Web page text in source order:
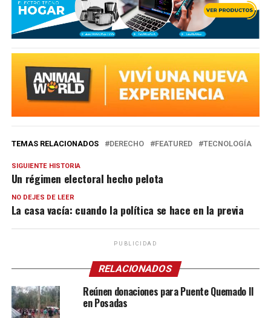
TEMAS RELACIONADOS DERECHO FEATURED TECNOLOGÍA
SIGUIENTE HISTORIA
Un régimen electoral hecho pelota
NO DEJES DE LEER
La casa vacía: cuando la política se hace en la previa
PUBLICIDAD
RELACIONADOS
Reúnen donaciones para Puente Quemado II
en Posadas